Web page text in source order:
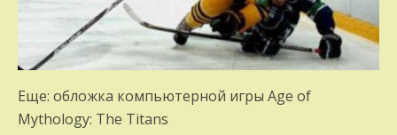
Еще: обложка компьютерной игры Age of
Mythology: The Titans